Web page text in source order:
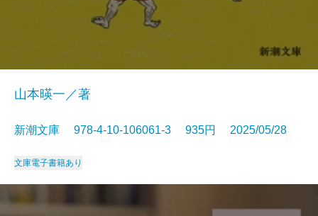
山本暎一／著
新潮文庫 978-4-10-106061-3 935円 2025/05/28
文庫電子書籍あり